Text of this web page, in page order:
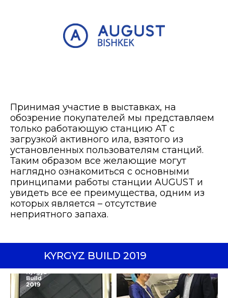
Принимая участие в выставках, на
обозрение покупателей мы представляем
только работающую станцию АТ с
загрузкой активного ила, взятого из
установленных пользователям станций.
Таким образом все желающие могут
наглядно ознакомиться с основными
принципами работы станции AUGUST и
увидеть все ее преимущества, одним из
которых является – отсутствие
неприятного запаха.
KYRGYZ BUILD 2019